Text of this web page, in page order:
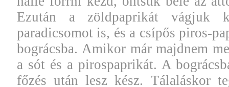
Ezután a zöldpaprikát vágjuk
paradicsomot is, és a csípős piros-
bográcsba. Amikor már majdnem
a sót és a pirospaprikát. A
főzés után lesz kész. Tálaláskor